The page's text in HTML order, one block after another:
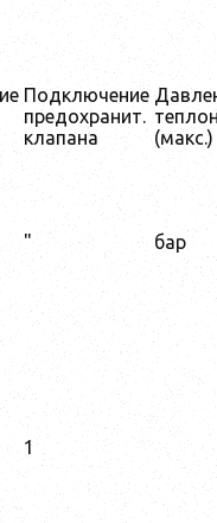
Подключение
предохранит.
клапана
(макс.)
" бар
1